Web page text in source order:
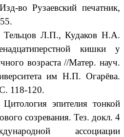
во Рузаевский печатник,
Л.П., Кудаков Н.А.
кишки у
возраста //Матер. науч.
им Н.П. Огарёва.
118-120.
эпителия тонкой
созревания. Тез. докл. 4
ассоциации